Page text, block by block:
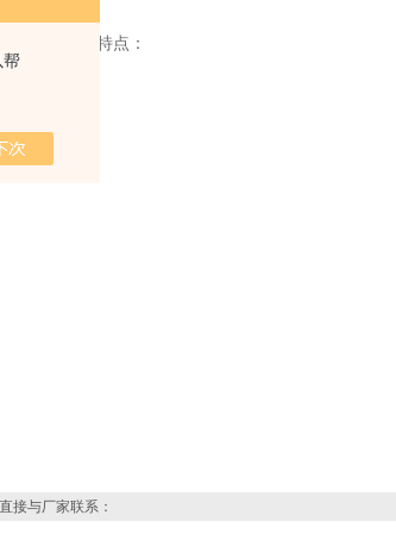
帮
产品特点：
接与厂家联系：